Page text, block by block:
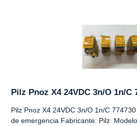
Pilz Pnoz X4 24VDC 3n/O 1n/C
Pilz Pnoz X4 24VDC 3n/O 1n/C
de emergencia Fabricante: Pilz